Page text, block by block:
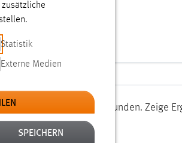
1465 Ergebnisse gefunden. Zeige
Statistik
Externe Medien
SPEICHERN